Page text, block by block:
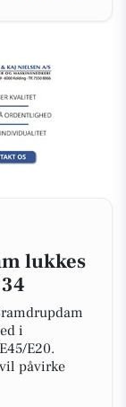
lukkes
i
E20.
påvirke